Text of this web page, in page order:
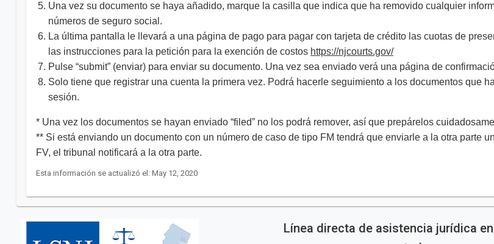
Una vez su documento se haya añadido, marque la casilla que indica que ha removido cualquier
números de seguro social.
La última pantalla le llevará a una página de pago para pagar con tarjeta de crédito las cuotas de
las instrucciones para la petición para la exención de costos https://njcourts.gov/
Pulse “submit” (enviar) para enviar su documento. Una vez sea enviado verá una página de
Solo tiene que registrar una cuenta la primera vez. Podrá hacerle seguimiento a los documentos que
sesión.
* Una vez los documentos se hayan enviado “filed” no los podrá remover, así que prepárelos
** Si está enviando un documento con un número de caso de tipo FM tendrá que enviarle a la otra
FV, el tribunal notificará a la otra parte.​​​​​​​​
Esta información se actualizó el: May 12, 2020
Línea directa de asistencia jurídica